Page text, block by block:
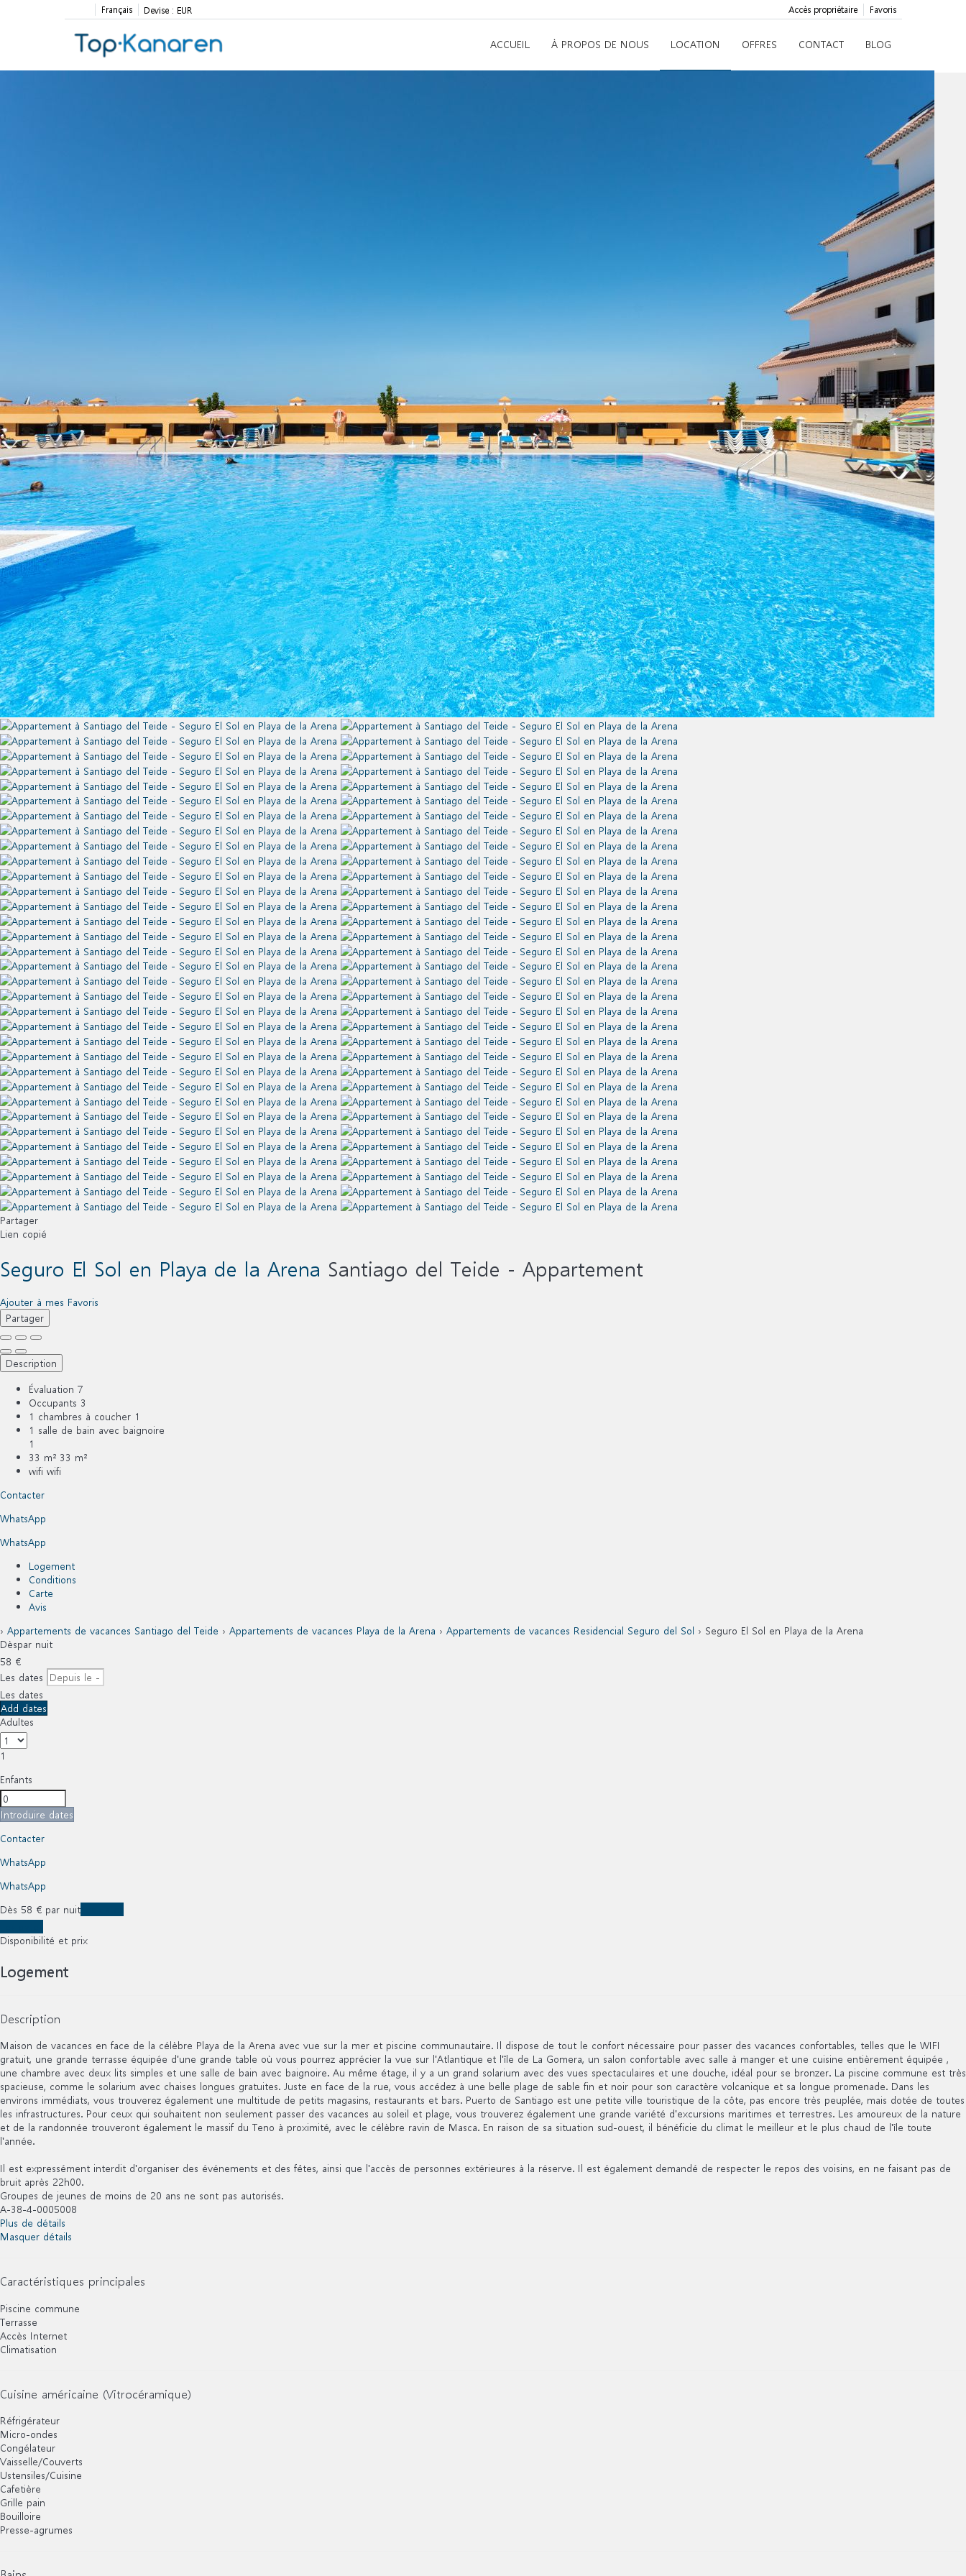
Français Devise : EUR Favoris
Accès propriétaire
ACCUEIL À PROPOS DE NOUS LOCATION OFFRES CONTACT BLOG
Partager
Lien copié
Seguro El Sol en Playa de la Arena Santiago del Teide - Appartement
Ajouter à mes Favoris
Partager
Description
Évaluation 7
Occupants 3
1 chambres à coucher 1
1 salle de bain avec baignoire
1
33 m² 33 m²
wifi wifi
Contacter
WhatsApp
WhatsApp
Logement
Conditions
Carte
Avis
› Appartements de vacances Santiago del Teide › Appartements de vacances Playa de la Arena › Appartements de vacances Residencial Seguro del Sol › Seguro El Sol en Playa de la Arena
Dèspar nuit
58 €
Les dates
Les dates
Add dates
Adultes
1
Enfants
Introduire dates
Contacter
WhatsApp
WhatsApp
Dès 58 € par nuit
Disponibilité et prix
Logement
Description
Maison de vacances en face de la célèbre Playa de la Arena avec vue sur la mer et piscine communautaire. Il dispose de tout le confort nécessaire pour passer des vacances confortables, telles que le WIFI
gratuit, une grande terrasse équipée d'une grande table où vous pourrez apprécier la vue sur l'Atlantique et l'île de La Gomera, un salon confortable avec salle à manger et une cuisine entièrement équipée ,
une chambre avec deux lits simples et une salle de bain avec baignoire. Au même étage, il y a un grand solarium avec des vues spectaculaires et une douche, idéal pour se bronzer. La piscine commune est très
spacieuse, comme le solarium avec chaises longues gratuites. Juste en face de la rue, vous accédez à une belle plage de sable fin et noir pour son caractère volcanique et sa longue promenade. Dans les
environs immédiats, vous trouverez également une multitude de petits magasins, restaurants et bars. Puerto de Santiago est une petite ville touristique de la côte, pas encore très peuplée, mais dotée de toutes
les infrastructures. Pour ceux qui souhaitent non seulement passer des vacances au soleil et plage, vous trouverez également une grande variété d'excursions maritimes et terrestres. Les amoureux de la nature
et de la randonnée trouveront également le massif du Teno à proximité, avec le célèbre ravin de Masca. En raison de sa situation sud-ouest, il bénéficie du climat le meilleur et le plus chaud de l'île toute
l'année.
Il est expressément interdit d'organiser des événements et des fêtes, ainsi que l'accès de personnes extérieures à la réserve. Il est également demandé de respecter le repos des voisins, en ne faisant pas de
bruit après 22h00.
Groupes de jeunes de moins de 20 ans ne sont pas autorisés.
A-38-4-0005008
Plus de détails
Masquer détails
Caractéristiques principales
Piscine commune
Terrasse
Accès Internet
Climatisation
Cuisine américaine (Vitrocéramique)
Réfrigérateur
Micro-ondes
Congélateur
Vaisselle/Couverts
Ustensiles/Cuisine
Cafetière
Grille pain
Bouilloire
Presse-agrumes